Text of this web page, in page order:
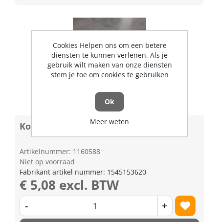
Koperring tbv verstuiverafdichting
Artikelnummer: 1160588
Niet op voorraad
Fabrikant artikel nummer: 1545153620
€ 5,08 excl. BTW
- +
Cookies Helpen ons om een betere
diensten te kunnen verlenen. Als je
gebruik wilt maken van onze diensten
stem je toe om cookies te gebruiken
Ok
Meer weten